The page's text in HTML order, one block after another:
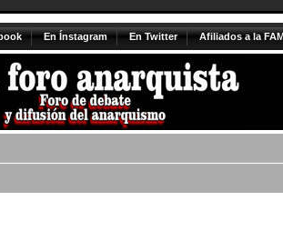
En Ínstagram En Twitter Afiliados a la